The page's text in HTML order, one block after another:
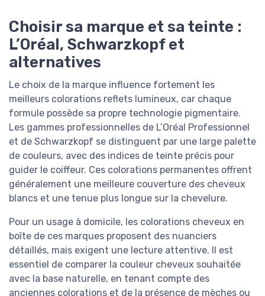
Choisir sa marque et sa teinte :
L’Oréal, Schwarzkopf et
alternatives
Le choix de la marque influence fortement les
meilleurs colorations reflets lumineux, car chaque
formule possède sa propre technologie pigmentaire.
Les gammes professionnelles de L’Oréal Professionnel
et de Schwarzkopf se distinguent par une large palette
de couleurs, avec des indices de teinte précis pour
guider le coiffeur. Ces colorations permanentes offrent
généralement une meilleure couverture des cheveux
blancs et une tenue plus longue sur la chevelure.
Pour un usage à domicile, les colorations cheveux en
boîte de ces marques proposent des nuanciers
détaillés, mais exigent une lecture attentive. Il est
essentiel de comparer la couleur cheveux souhaitée
avec la base naturelle, en tenant compte des
anciennes colorations et de la présence de mèches ou